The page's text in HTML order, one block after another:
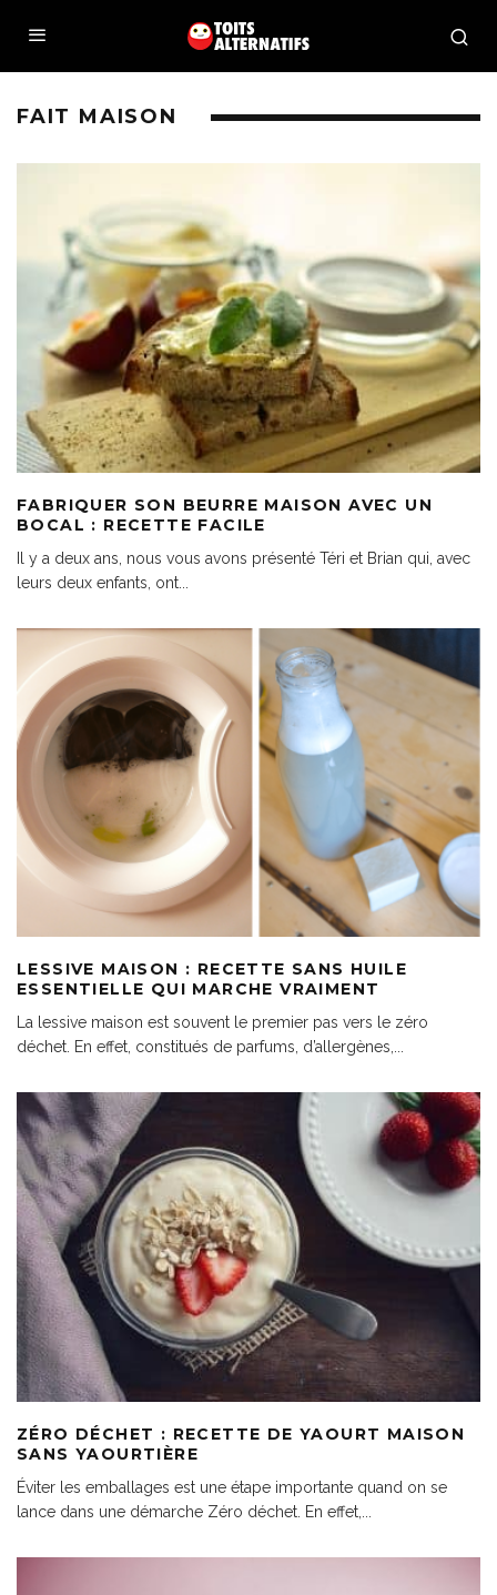
FAIT MAISON
FABRIQUER SON BEURRE MAISON AVEC UN
BOCAL : RECETTE FACILE
Il y a deux ans, nous vous avons présenté Téri et Brian qui, avec
leurs deux enfants, ont
LESSIVE MAISON : RECETTE SANS HUILE
ESSENTIELLE QUI MARCHE VRAIMENT
La lessive maison est souvent le premier pas vers le zéro
déchet. En effet, constitués de parfums, d’allergènes,...
ZÉRO DÉCHET : RECETTE DE YAOURT MAISON
SANS YAOURTIÈRE
Éviter les emballages est une étape importante quand on se
lance dans une démarche Zéro déchet. En effet,